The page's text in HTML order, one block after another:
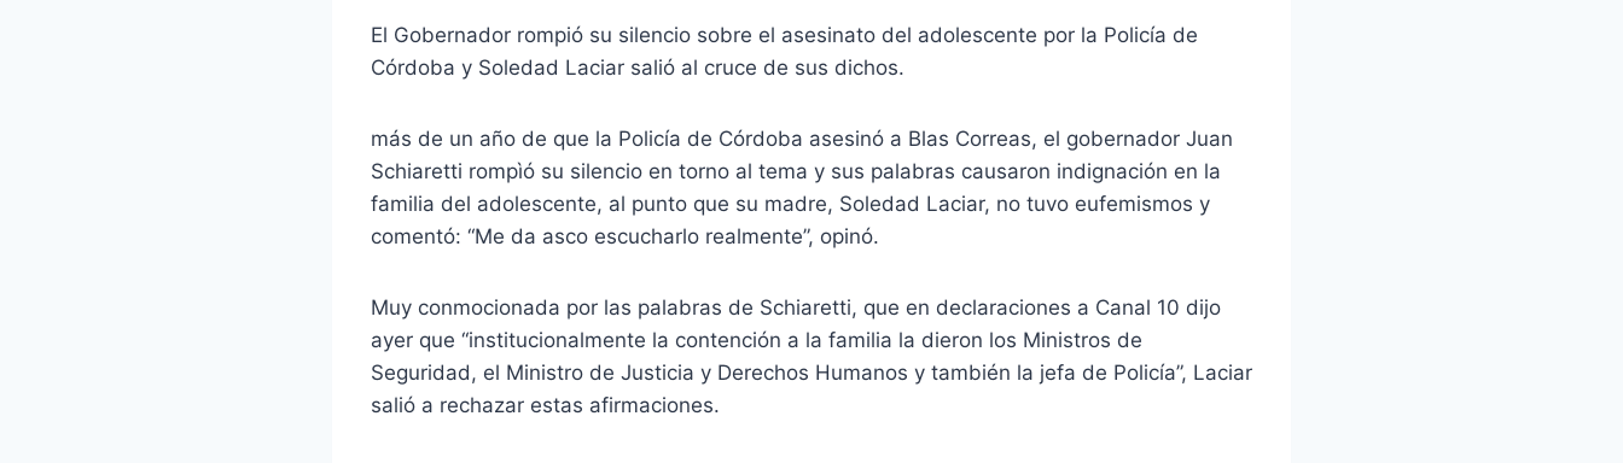
El Gobernador rompió su silencio sobre el asesinato del adolescente por la Policía de
Córdoba y Soledad Laciar salió al cruce de sus dichos.
más de un año de que la Policía de Córdoba asesinó a Blas Correas, el gobernador Juan
Schiaretti rompìó su silencio en torno al tema y sus palabras causaron indignación en la
familia del adolescente, al punto que su madre, Soledad Laciar, no tuvo eufemismos y
comentó: “Me da asco escucharlo realmente”, opinó.
Muy conmocionada por las palabras de Schiaretti, que en declaraciones a Canal 10 dijo
ayer que “institucionalmente la contención a la familia la dieron los Ministros de
Seguridad, el Ministro de Justicia y Derechos Humanos y también la jefa de Policía”, Laciar
salió a rechazar estas afirmaciones.